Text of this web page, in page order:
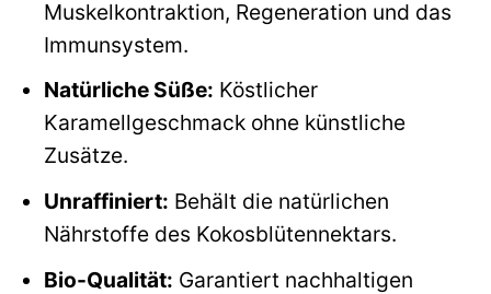
Muskelkontraktion, Regeneration und das
Immunsystem.
Natürliche Süße: Köstlicher
Karamellgeschmack ohne künstliche
Zusätze.
Unraffiniert: Behält die natürlichen
Nährstoffe des Kokosblütennektars.
Bio-Qualität: Garantiert nachhaltigen